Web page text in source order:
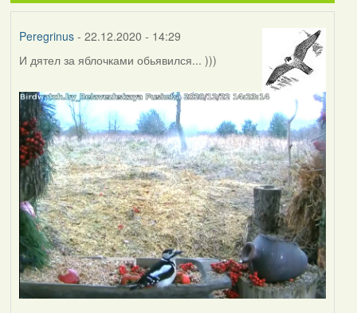
Peregrinus- 22.12.2020 - 14:29
И дятел за яблочками обьявился... )))